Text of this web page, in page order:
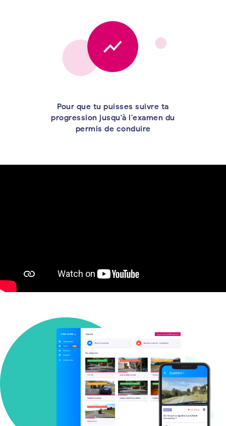
Pour que tu puisses suivre ta
progression jusqu'à l'examen du
permis de conduire